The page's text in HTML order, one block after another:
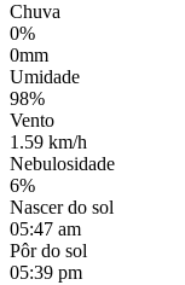
Chuva
0%
0mm
Umidade
98%
Vento
1.59 km/h
Nebulosidade
6%
Nascer do sol
05:47 am
Pôr do sol
05:39 pm